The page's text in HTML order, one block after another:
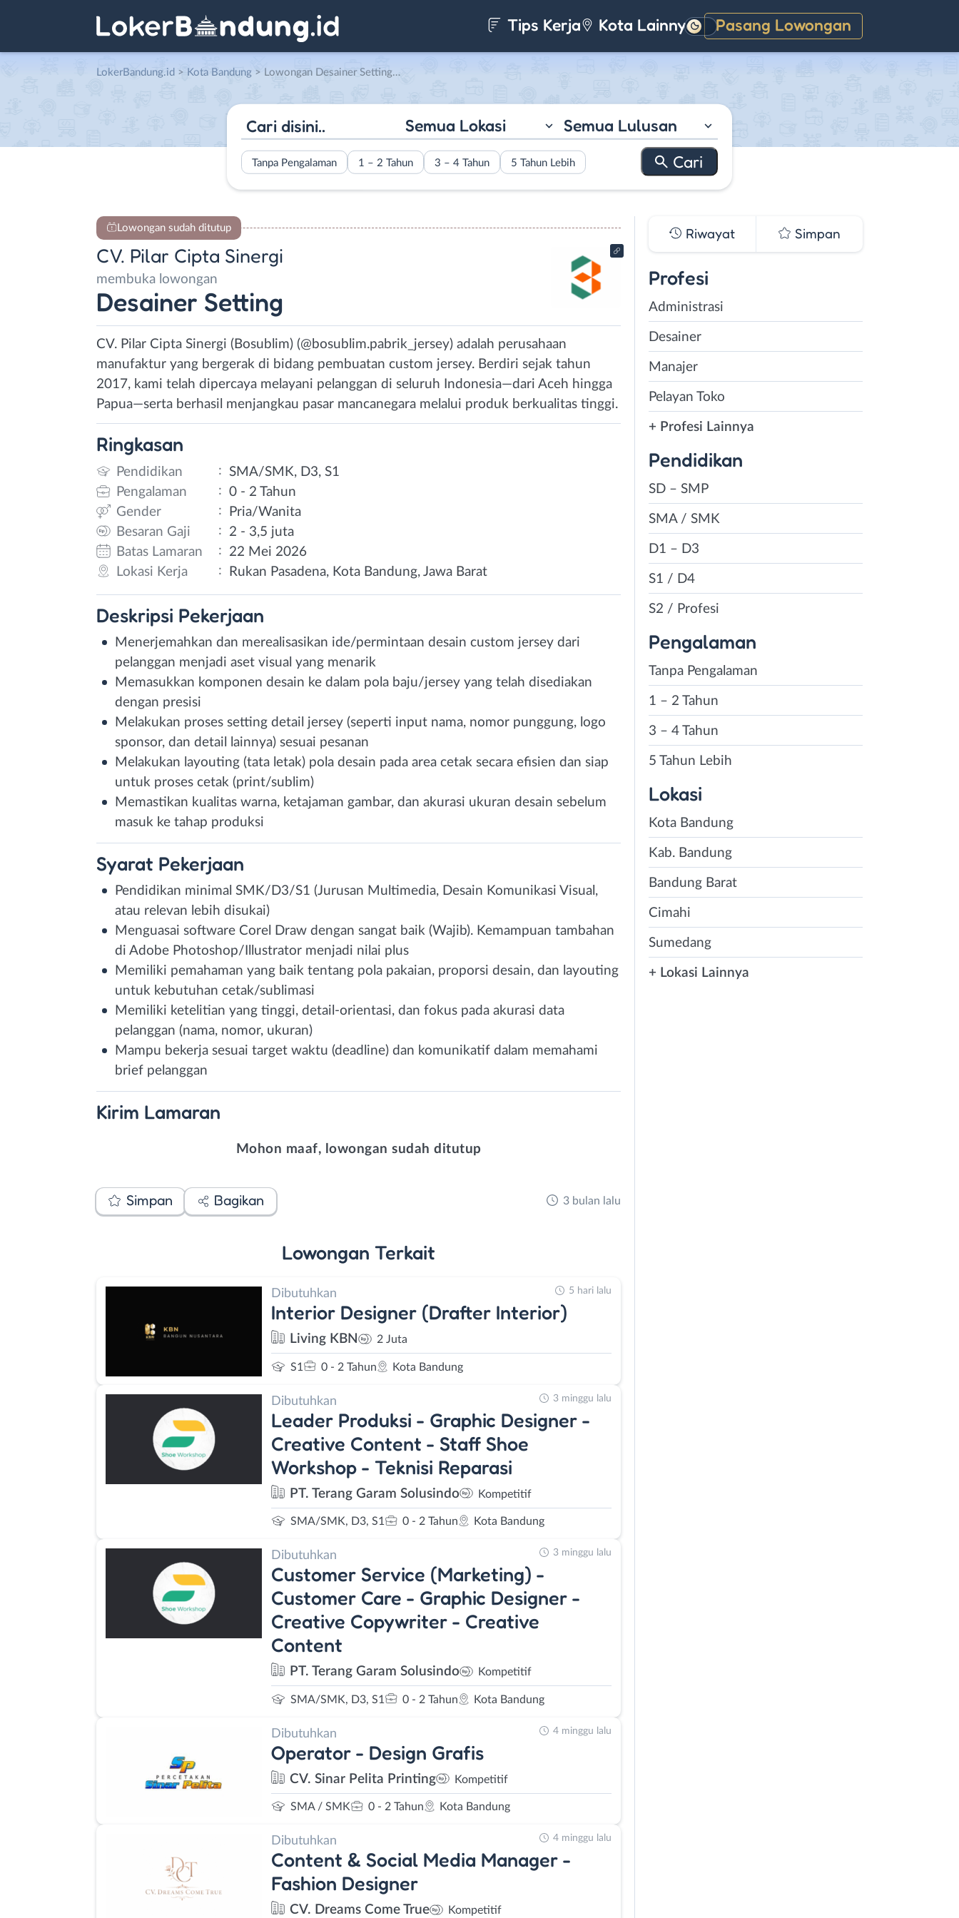
Tips Kerja Kota Lainnya Pasang Lowongan
Gelap
LokerBandung.id > Kota Bandung > Lowongan Desainer Setting di CV. Pilar Cipta Sinergi
Semua Lokasi Semua Lulusan
Tanpa Pengalaman 1 – 2 Tahun 3 – 4 Tahun 5 Tahun Lebih
Lowongan sudah ditutup
CV. Pilar Cipta Sinergi
membuka lowongan
Desainer Setting
CV. Pilar Cipta Sinergi (Bosublim) (@bosublim.pabrik_jersey) adalah perusahaan
manufaktur yang bergerak di bidang pembuatan custom jersey. Berdiri sejak tahun
2017, kami telah dipercaya melayani pelanggan di seluruh Indonesia—dari Aceh hingga
Papua—serta berhasil menjangkau pasar mancanegara melalui produk berkualitas tinggi.
Ringkasan
Pendidikan : SMA/SMK, D3, S1
Pengalaman
: 0 - 2 Tahun
Gender
:
Pria/Wanita
Besaran Gaji
:
2 - 3,5 juta
Batas Lamaran
:
22 Mei 2026
Lokasi Kerja
: Rukan Pasadena, Kota Bandung, Jawa Barat
Deskripsi Pekerjaan
Menerjemahkan dan merealisasikan ide/permintaan desain custom jersey dari
pelanggan menjadi aset visual yang menarik
Memasukkan komponen desain ke dalam pola baju/jersey yang telah disediakan
dengan presisi
Melakukan proses setting detail jersey (seperti input nama, nomor punggung, logo
sponsor, dan detail lainnya) sesuai pesanan
Melakukan layouting (tata letak) pola desain pada area cetak secara efisien dan siap
untuk proses cetak (print/sublim)
Memastikan kualitas warna, ketajaman gambar, dan akurasi ukuran desain sebelum
masuk ke tahap produksi
Syarat Pekerjaan
Pendidikan minimal SMK/D3/S1 (Jurusan Multimedia, Desain Komunikasi Visual,
atau relevan lebih disukai)
Menguasai software Corel Draw dengan sangat baik (Wajib). Kemampuan tambahan
di Adobe Photoshop/Illustrator menjadi nilai plus
Memiliki pemahaman yang baik tentang pola pakaian, proporsi desain, dan layouting
untuk kebutuhan cetak/sublimasi
Memiliki ketelitian yang tinggi, detail-orientasi, dan fokus pada akurasi data
pelanggan (nama, nomor, ukuran)
Mampu bekerja sesuai target waktu (deadline) dan komunikatif dalam memahami
brief pelanggan
Kirim Lamaran
Mohon maaf, lowongan sudah ditutup
Simpan Bagikan 3 bulan lalu
Lowongan Terkait
Dibutuhkan
Interior Designer (Drafter Interior)
Living KBN 2 Juta
S1 0 - 2 Tahun Kota Bandung
5 hari lalu
Dibutuhkan
Leader Produksi - Graphic Designer -
Creative Content - Staff Shoe
Workshop - Teknisi Reparasi
PT. Terang Garam Solusindo Kompetitif
SMA/SMK, D3, S1 0 - 2 Tahun Kota Bandung
3 minggu lalu
Dibutuhkan
Customer Service (Marketing) -
Customer Care - Graphic Designer -
Creative Copywriter - Creative
Content
PT. Terang Garam Solusindo Kompetitif
SMA/SMK, D3, S1 0 - 2 Tahun Kota Bandung
3 minggu lalu
Dibutuhkan
Operator - Design Grafis
CV. Sinar Pelita Printing Kompetitif
SMA / SMK 0 - 2 Tahun Kota Bandung
4 minggu lalu
Dibutuhkan
Content & Social Media Manager -
Fashion Designer
CV. Dreams Come True Kompetitif
4 minggu lalu
Riwayat Simpan
Profesi
Administrasi
Desainer
Manajer
Pelayan Toko
+ Profesi Lainnya
Pendidikan
SD – SMP
SMA / SMK
D1 – D3
S1 / D4
S2 / Profesi
Pengalaman
Tanpa Pengalaman
1 – 2 Tahun
3 – 4 Tahun
5 Tahun Lebih
Lokasi
Kota Bandung
Kab. Bandung
Bandung Barat
Cimahi
Sumedang
+ Lokasi Lainnya